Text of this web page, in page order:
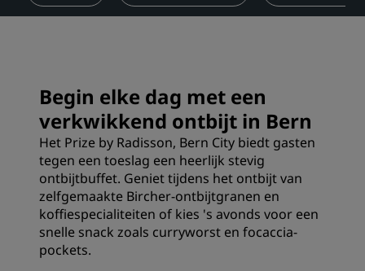
Begin elke dag met een
verkwikkend ontbijt in Bern
Het Prize by Radisson, Bern City biedt gasten
tegen een toeslag een heerlijk stevig
ontbijtbuffet. Geniet tijdens het ontbijt van
zelfgemaakte Bircher-ontbijtgranen en
koffiespecialiteiten of kies 's avonds voor een
snelle snack zoals curryworst en focaccia-
pockets.